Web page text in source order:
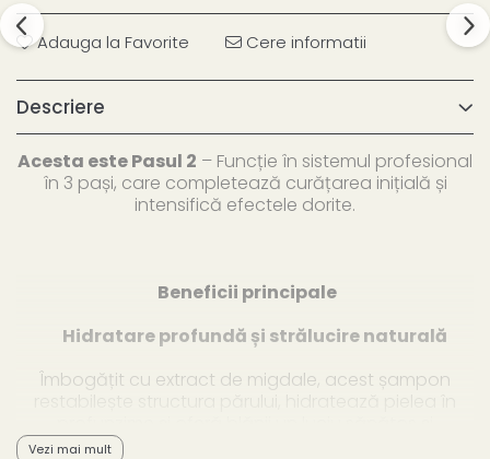
Adauga la Favorite Cere informatii
Descriere
Acesta este Pasul 2 – Funcție în sistemul profesional
în 3 pași, care completează curățarea inițială și
intensifică efectele dorite.
Beneficii principale
Hidratare profundă și strălucire naturală
Îmbogățit cu extract de migdale, acest șampon
Vezi mai mult